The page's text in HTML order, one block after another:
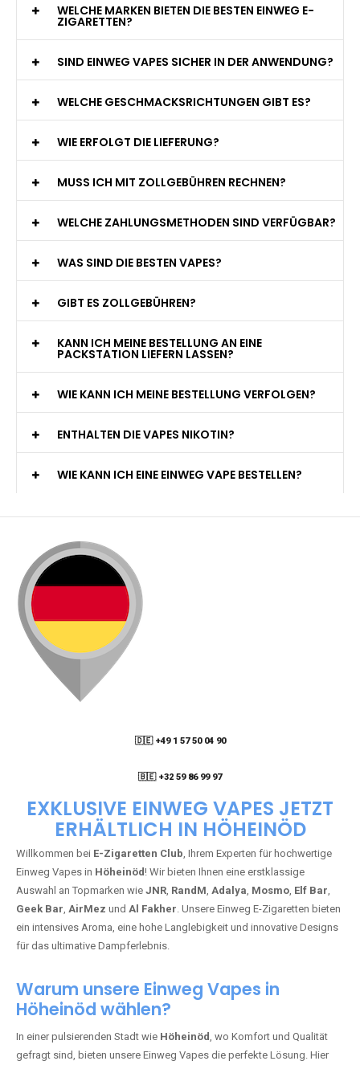
WELCHE MARKEN BIETEN DIE BESTEN EINWEG E-
ZIGARETTEN?
SIND EINWEG VAPES SICHER IN DER ANWENDUNG?
WELCHE GESCHMACKSRICHTUNGEN GIBT ES?
WIE ERFOLGT DIE LIEFERUNG?
MUSS ICH MIT ZOLLGEBÜHREN RECHNEN?
WELCHE ZAHLUNGSMETHODEN SIND VERFÜGBAR?
WAS SIND DIE BESTEN VAPES?
GIBT ES ZOLLGEBÜHREN?
KANN ICH MEINE BESTELLUNG AN EINE
PACKSTATION LIEFERN LASSEN?
WIE KANN ICH MEINE BESTELLUNG VERFOLGEN?
ENTHALTEN DIE VAPES NIKOTIN?
WIE KANN ICH EINE EINWEG VAPE BESTELLEN?
🇩🇪 +49 1 57 50 04 90
🇧🇪 +32 59 86 99 97
EXKLUSIVE EINWEG VAPES JETZT
ERHÄLTLICH IN HÖHEINÖD
Willkommen bei E-Zigaretten Club, Ihrem Experten für hochwertige
Einweg Vapes in Höheinöd! Wir bieten Ihnen eine erstklassige
Auswahl an Topmarken wie JNR, RandM, Adalya, Mosmo, Elf Bar,
Geek Bar, AirMez und Al Fakher. Unsere Einweg E-Zigaretten bieten
ein intensives Aroma, eine hohe Langlebigkeit und innovative Designs
für das ultimative Dampferlebnis.
Warum unsere Einweg Vapes in
Höheinöd wählen?
In einer pulsierenden Stadt wie Höheinöd, wo Komfort und Qualität
gefragt sind, bieten unsere Einweg Vapes die perfekte Lösung. Hier